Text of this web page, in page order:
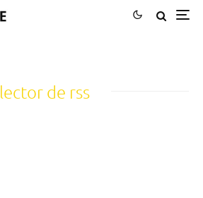
lector de rss